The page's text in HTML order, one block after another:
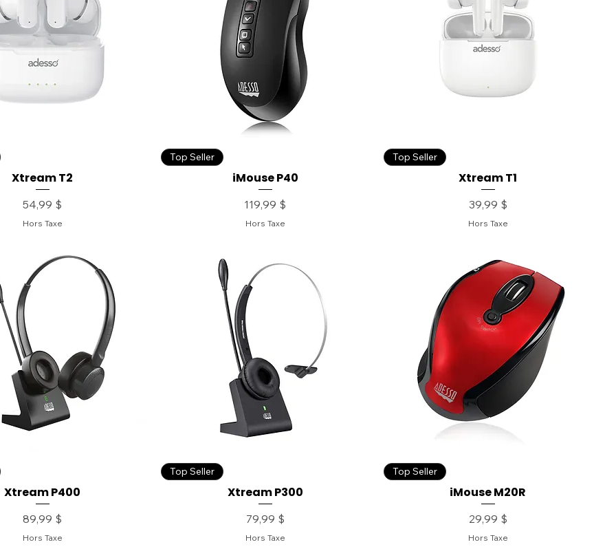
Xtream T2
Prix
54,99 $
Hors Taxe
Top Seller
iMouse P40
Prix
119,99 $
Hors Taxe
Top Seller
Xtream T1
Prix
39,99 $
Hors Taxe
Xtream P400
Prix
89,99 $
Hors Taxe
Top Seller
Xtream P300
Prix
79,99 $
Hors Taxe
Top Seller
iMouse M20R
Prix
29,99 $
Hors Taxe